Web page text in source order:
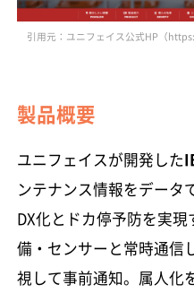
引用元：ユニフェイス公式HP（
製品概要
ユニフェイスが開発した
ンテナンス情報をデータ
DX化とドカ停予防を実
備・センサーと常時通信
視して事前通知。属人化